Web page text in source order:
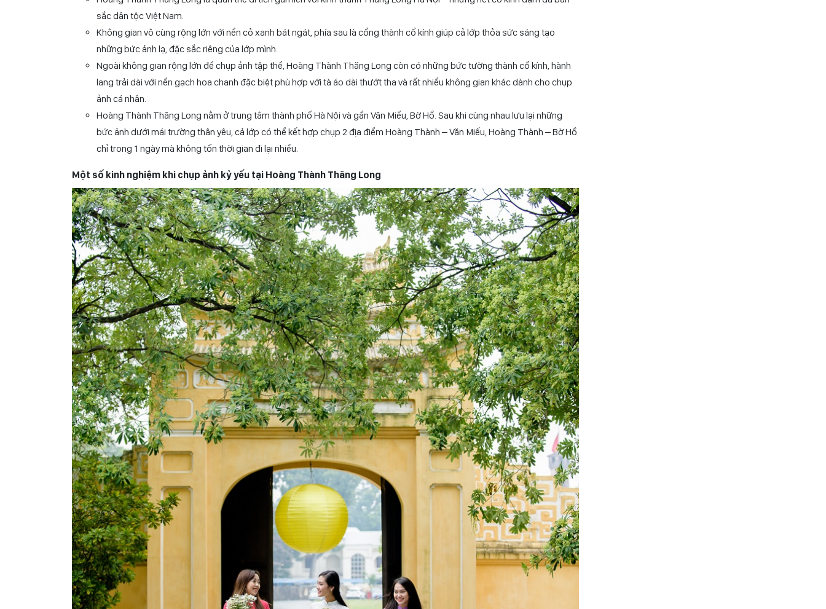
Không gian rộng lớn dành cho tập thể lớp
Hoàng Thành Thăng Long là quần thể di tích gắn liền với kinh thành Thăng Long Hà Nội – những nét cổ kính đậm đà bản
sắc dân tộc Việt Nam.
Không gian vô cùng rộng lớn với nền cỏ xanh bát ngát, phía sau là cổng thành cổ kính giúp cả lớp thỏa sức sáng tạo
những bức ảnh lạ, đặc sắc riêng của lớp mình.
Ngoài không gian rộng lớn để chụp ảnh tập thể, Hoàng Thành Thăng Long còn có những bức tường thành cổ kính, hành
lang trải dài với nền gạch hoa chanh đặc biệt phù hợp với tà áo dài thướt tha và rất nhiều không gian khác dành cho chụp
ảnh cá nhân.
Hoàng Thành Thăng Long nằm ở trung tâm thành phố Hà Nội và gần Văn Miếu, Bờ Hồ. Sau khi cùng nhau lưu lại những
bức ảnh dưới mái trường thân yêu, cả lớp có thể kết hợp chụp 2 địa điểm Hoàng Thành – Văn Miếu, Hoàng Thành – Bờ Hồ
chỉ trong 1 ngày mà không tốn thời gian đi lại nhiều.
Một số kinh nghiệm khi chụp ảnh kỷ yếu tại Hoàng Thành Thăng Long